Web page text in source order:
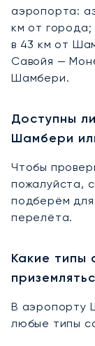
аэропорта:
км от города;
в 43 км от
Савойя —
Шамбери.
Доступны
Шамбери
Чтобы
пожалуйста,
подберём
перелёта.
Какие типы
В аэропорту
любые типы